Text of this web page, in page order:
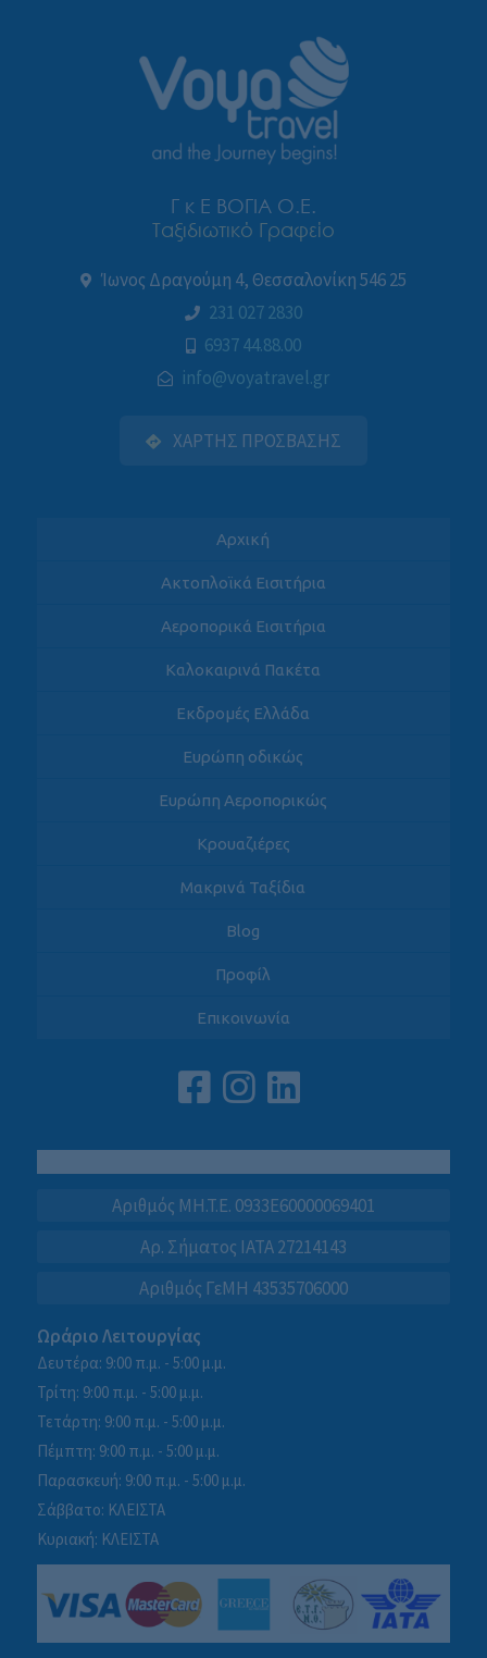
Γ κ Ε ΒΟΓΙΑ Ο.Ε.
Ταξιδιωτικό Γραφείο
Ίωνος Δραγούμη 4, Θεσσαλονίκη 546 25
231 027 2830
6937 44.88.00
info@voyatravel.gr
ΧΑΡΤΗΣ ΠΡΟΣΒΑΣΗΣ
Αρχική
Ακτοπλοϊκά Εισιτήρια
Αεροπορικά Εισιτήρια
Καλοκαιρινά Πακέτα
Εκδρομές Ελλάδα
Ευρώπη οδικώς
Ευρώπη Αεροπορικώς
Κρουαζιέρες
Μακρινά Ταξίδια
Blog
Προφίλ
Επικοινωνία
Αριθμός MH.T.E. 0933E60000069401
Αρ. Σήματος IATA 27214143
Αριθμός ΓεΜΗ 43535706000
Ωράριο Λειτουργίας
Δευτέρα: 9:00 π.μ. - 5:00 μ.μ.
Τρίτη: 9:00 π.μ. - 5:00 μ.μ.
Τετάρτη: 9:00 π.μ. - 5:00 μ.μ.
Πέμπτη: 9:00 π.μ. - 5:00 μ.μ.
Παρασκευή: 9:00 π.μ. - 5:00 μ.μ.
Σάββατο: ΚΛΕΙΣΤΑ
Κυριακή: ΚΛΕΙΣΤΑ